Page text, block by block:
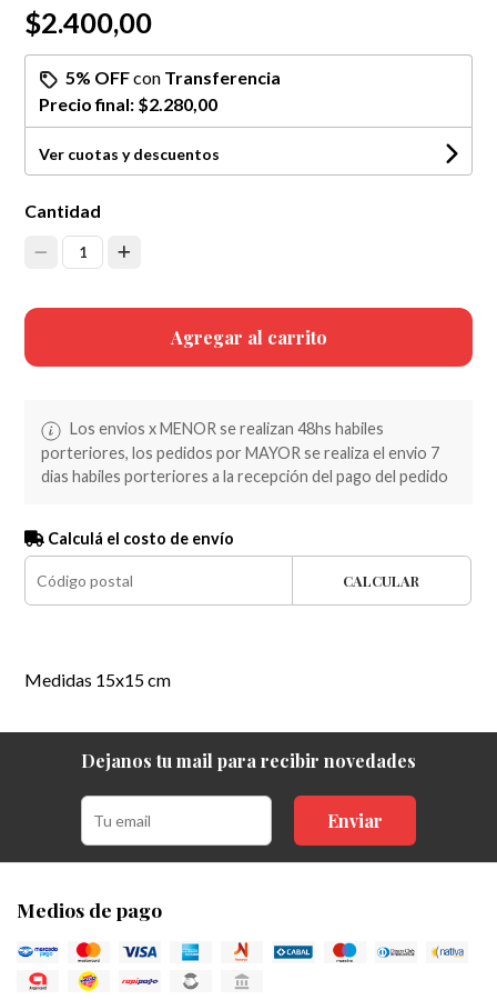
$2.400,00
5% OFFcon Transferencia
Precio final: $2.280,00
Ver cuotas y descuentos
Cantidad
1
Agregar al carrito
Los envios x MENOR se realizan 48hs habiles
porteriores, los pedidos por MAYOR se realiza el envio 7
dias habiles porteriores a la recepción del pago del pedido
Calculá el costo de envío
CALCULAR
Medidas 15x15 cm
Dejanos tu mail para recibir novedades
Enviar
Medios de pago